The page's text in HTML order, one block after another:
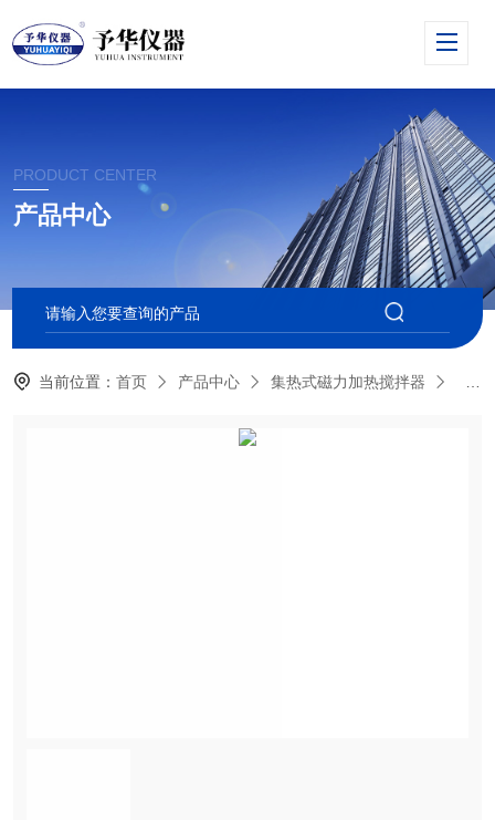
PRODUCT CENTER
产品中心
当前位置：首页 产品中心 集热式磁力加热搅拌器